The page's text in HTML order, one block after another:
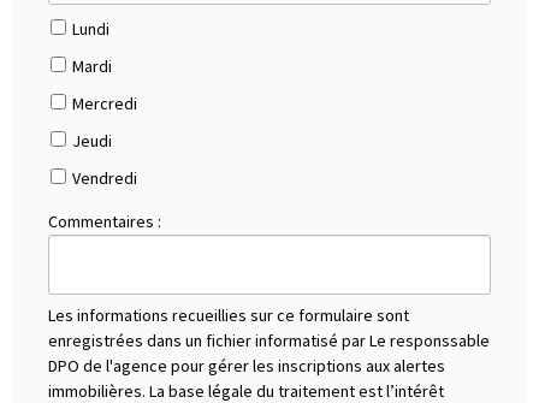
Lundi
Mardi
Mercredi
Jeudi
Vendredi
Commentaires :
Les informations recueillies sur ce formulaire sont
enregistrées dans un fichier informatisé par Le responssable
DPO de l'agence pour gérer les inscriptions aux alertes
immobilières. La base légale du traitement est l’intérêt